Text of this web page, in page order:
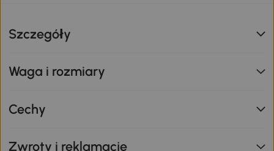
Szczegóły
Waga i rozmiary
Cechy
Zwroty i reklamacje